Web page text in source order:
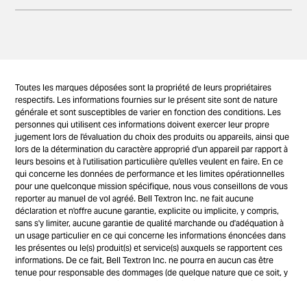
Toutes les marques déposées sont la propriété de leurs propriétaires
respectifs. Les informations fournies sur le présent site sont de nature
générale et sont susceptibles de varier en fonction des conditions. Les
personnes qui utilisent ces informations doivent exercer leur propre
jugement lors de l'évaluation du choix des produits ou appareils, ainsi que
lors de la détermination du caractère approprié d'un appareil par rapport à
leurs besoins et à l'utilisation particulière qu'elles veulent en faire. En ce
qui concerne les données de performance et les limites opérationnelles
pour une quelconque mission spécifique, nous vous conseillons de vous
reporter au manuel de vol agréé. Bell Textron Inc. ne fait aucune
déclaration et n'offre aucune garantie, explicite ou implicite, y compris,
sans s'y limiter, aucune garantie de qualité marchande ou d'adéquation à
un usage particulier en ce qui concerne les informations énoncées dans
les présentes ou le(s) produit(s) et service(s) auxquels se rapportent ces
informations. De ce fait, Bell Textron Inc. ne pourra en aucun cas être
tenue pour responsable des dommages (de quelque nature que ce soit, y